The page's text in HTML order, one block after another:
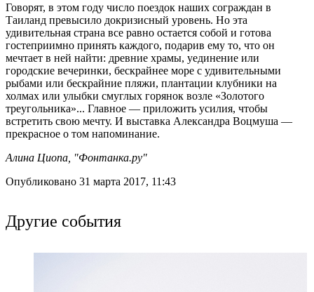
Говорят, в этом году число поездок наших сограждан в
Таиланд превысило докризисный уровень. Но эта
удивительная страна все равно остается собой и готова
гостеприимно принять каждого, подарив ему то, что он
мечтает в ней найти: древние храмы, уединение или
городские вечеринки, бескрайнее море с удивительными
рыбами или бескрайние пляжи, плантации клубники на
холмах или улыбки смуглых горянок возле «Золотого
треугольника»... Главное — приложить усилия, чтобы
встретить свою мечту. И выставка Александра Воцмуша —
прекрасное о том напоминание.
Алина Циопа, "Фонтанка.ру"
Опубликовано 31 марта 2017, 11:43
Другие события